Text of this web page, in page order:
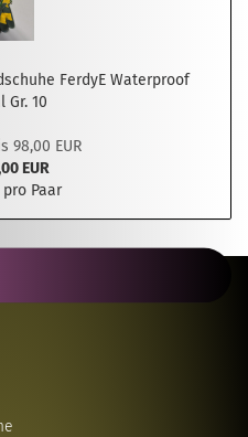
FerdyE Waterproof
Gr. 10
98,00 EUR
EUR
pro Paar